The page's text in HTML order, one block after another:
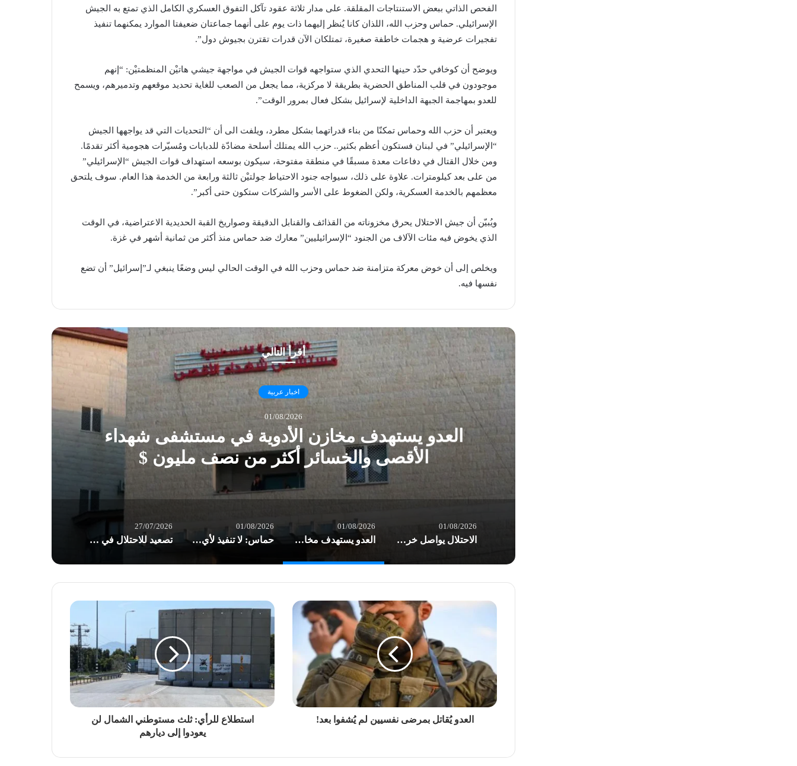
الفحص الذاتي ببعض الاستنتاجات المقلقة. على مدار ثلاثة عقود تآكل التفوق العسكري الكامل الذي تمتع به الجيش
الإسرائيلي. حماس وحزب الله، اللذان كانا يُنظر إليهما ذات يوم على أنهما جماعتان ضعيفتا الموارد يمكنهما تنفيذ
تفجيرات عرضية و هجمات خاطفة صغيرة، تمتلكان الآن قدرات تقترن بجيوش دول”.
ويوضح أن كوخافي حدّد حينها التحدي الذي ستواجهه قوات الجيش في مواجهة جيشي هاتيْن المنظمتيْن: “إنهم
موجودون في قلب المناطق الحضرية بطريقة لا مركزية، مما يجعل من الصعب للغاية تحديد موقعهم وتدميرهم، ويسمح
للعدو بمهاجمة الجبهة الداخلية لإسرائيل بشكل فعال بمرور الوقت”.
ويعتبر أن حزب الله وحماس تمكنّا من بناء قدراتهما بشكل مطرد، ويلفت الى أن “التحديات التي قد يواجهها الجيش
“الإسرائيلي” في لبنان فستكون أعظم بكثير.. حزب الله يمتلك أسلحة مضادّة للدبابات ومُسيّرات هجومية أكثر تقدمًا.
ومن خلال القتال في دفاعات معدة مسبقًا في منطقة مفتوحة، سيكون بوسعه استهداف قوات الجيش “الإسرائيلي”
من على بعد كيلومترات. علاوة على ذلك، سيواجه جنود الاحتياط جولتيْن ثالثة ورابعة من الخدمة هذا العام. سوف يلتحق
معظمهم بالخدمة العسكرية، ولكن الضغوط على الأسر والشركات ستكون حتى أكبر”.
ويُبيّن أن جيش الاحتلال يحرق مخزوناته من القذائف والقنابل الدقيقة وصواريخ القبة الحديدية الاعتراضية، في الوقت
الذي يخوض فيه مئات الآلاف من الجنود “الإسرائيليين” معارك ضد حماس منذ أكثر من ثمانية أشهر في غزة.
ويخلص إلى أن خوض معركة متزامنة ضد حماس وحزب الله في الوقت الحالي ليس وضعًا ينبغي لـ”إسرائيل” أن تضع
نفسها فيه.
أقرأ التالي
اخبار عربية
01/08/2026
العدو يستهدف مخازن الأدوية في مستشفى شهداء
الأقصى والخسائر أكثر من نصف مليون $
01/08/2026
الاحتلال يواصل خرق الهدنة في غزة.. شهداء وعشرات الإصابات بغارات العدو
01/08/2026
العدو يستهدف مخازن الأدوية في مستشفى شهداء الأقصى والخسائر أكثر من نصف مليون $
01/08/2026
حماس: لا تنفيذ لأي خطوة بشأن حصر السلاح قبل انسحاب الاحتلال من قطاع غزة
27/07/2026
تصعيد للاحتلال في الضفة: اقتحامات واعتقالات وسيدة فلسطينية تفقد جنينها بسبب الحواجز
العدو يُقاتل بمرضى نفسيين لم يُشفوا بعد!
استطلاع للرأي: ثلث مستوطني الشمال لن
يعودوا إلى ديارهم‎